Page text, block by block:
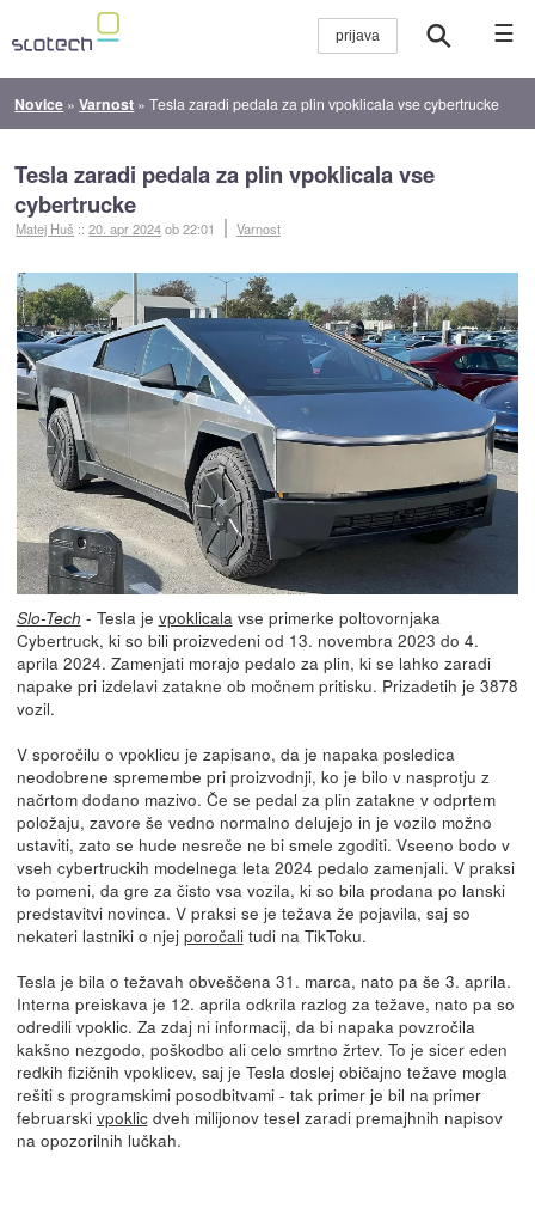
☰
Novice »Varnost »Tesla zaradi pedala za plin vpoklicala vse cybertrucke
Tesla zaradi pedala za plin vpoklicala vse
cybertrucke
Matej Huš ::20. apr 2024ob 22:01 Varnost
Slo-Tech - Tesla je vpoklicala vse primerke poltovornjaka
Cybertruck, ki so bili proizvedeni od 13. novembra 2023 do 4.
aprila 2024. Zamenjati morajo pedalo za plin, ki se lahko zaradi
napake pri izdelavi zatakne ob močnem pritisku. Prizadetih je 3878
vozil.
V sporočilu o vpoklicu je zapisano, da je napaka posledica
neodobrene spremembe pri proizvodnji, ko je bilo v nasprotju z
načrtom dodano mazivo. Če se pedal za plin zatakne v odprtem
položaju, zavore še vedno normalno delujejo in je vozilo možno
ustaviti, zato se hude nesreče ne bi smele zgoditi. Vseeno bodo v
vseh cybertruckih modelnega leta 2024 pedalo zamenjali. V praksi
to pomeni, da gre za čisto vsa vozila, ki so bila prodana po lanski
predstavitvi novinca. V praksi se je težava že pojavila, saj so
nekateri lastniki o njej poročalitudi na TikToku.
Tesla je bila o težavah obveščena 31. marca, nato pa še 3. aprila.
Interna preiskava je 12. aprila odkrila razlog za težave, nato pa so
odredili vpoklic. Za zdaj ni informacij, da bi napaka povzročila
kakšno nezgodo, poškodbo ali celo smrtno žrtev. To je sicer eden
redkih fizičnih vpoklicev, saj je Tesla doslej običajno težave mogla
rešiti s programskimi posodbitvami - tak primer je bil na primer
februarski vpoklicdveh milijonov tesel zaradi premajhnih napisov
na opozorilnih lučkah.